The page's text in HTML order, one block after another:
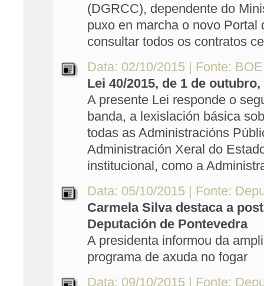
(DGRCC), dependente do
puxo en marcha o novo
consultar todos os contratos
Data: 02/10/2015 | Fonte:
Lei 40/2015, de 1 de
A presente Lei responde o
banda, a lexislación básica
todas as Administracións
Administración Xeral do
institucional, como a
Data: 05/10/2015 | Fonte:
Carmela Silva destaca a
Deputación de Pontevedra
A presidenta informou da
programa de axuda no fogar
Data: 09/10/2015 | Fonte: